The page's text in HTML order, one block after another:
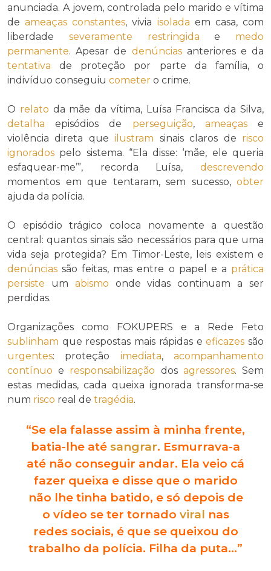
anunciada. A jovem, controlada pelo marido e vítima
deameaças constantes, vivia isolada em casa, com
liberdade severamente restringida e medo
permanente. Apesar de denúnciasanteriores e da
tentativa de proteção por parte da família, o
indivíduo conseguiu cometer o crime.
O relato da mãe da vítima, Luísa Francisca da Silva,
detalha episódios de perseguição, ameaçase
violência direta queilustram sinais claros de risco
ignorados pelo sistema. “Ela disse: ‘mãe, ele queria
esfaquear-me’”, recorda Luísa, descrevendo
momentos em que tentaram, sem sucesso, obter
ajuda da polícia.
O episódio trágico coloca novamente a questão
central: quantos sinais são necessários para que uma
vida seja protegida? Em Timor-Leste, leis existem e
denúncias são feitas, mas entre o papel e a prática
persiste um abismo onde vidas continuam a ser
perdidas.
Organizações como FOKUPERS e a Rede Feto
sublinham que respostas mais rápidas eeficazes são
urgentes: proteção imediata,acompanhamento
contínuo e responsabilização dos agressores. Sem
estas medidas, cada queixa ignorada transforma-se
num risco real de tragédia.
“Se ela falasse assim à minha frente,
batia-lhe até sangrar. Esmurrava-a
até não conseguir andar. Ela veio cá
fazer queixa e disse que o marido
não lhe tinha batido, e só depois de
o vídeo se ter tornado viral nas
redes sociais, é que se queixou do
trabalho da polícia. Filha da puta…”